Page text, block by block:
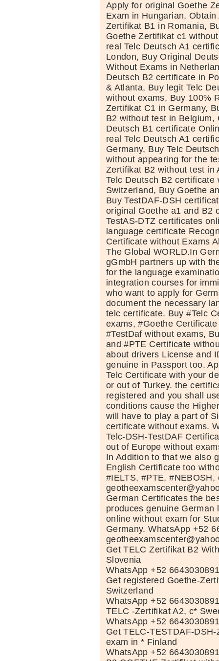
Apply for original Goethe
Exam in Hungarian,
Zertifikat B1 in Romania,
Goethe Zertifikat c1
real Telc Deutsch A1
London, Buy Original
Without Exams in
Deutsch B2 certificate in
& Atlanta, Buy legit Telc
without exams, Buy 100%
Zertifikat C1 in Germany,
B2 without test in Belgium,
Deutsch B1 certificate
real Telc Deutsch A1
Germany, Buy Telc
without appearing for the
Zertifikat B2 without test in
Telc Deutsch B2 certificate
Switzerland, Buy Goethe
Buy TestDAF-DSH
original Goethe a1 and B2
TestAS-DTZ certificates
language certificate
Certificate without Exams
The Global WORLD.In
gGmbH partners up with
for the language
integration courses for
who want to apply for
document the necessary
telc certificate. Buy #Telc
exams, #Goethe
#TestDaf without exams,
and #PTE Certificate
about drivers License and
genuine in Passport too.
Telc Certificate with your
or out of Turkey. the
registered and you shall
conditions cause the
will have to play a part of
certificate without exams.
Telc-DSH-TestDAF
out of Europe without
In Addition to that we also
English Certificate too
#IELTS, #PTE, #NEBOSH,
German Certificates the
produces genuine German
online without exam for
Germany. WhatsApp +52
Get TELC Zertifikat B2
Slovenia
WhatsApp +52
Get registered Goethe-
Switzerland
WhatsApp +52
TELC -Zertifikat A2, c*
WhatsApp +52
Get TELC-TESTDAF-
exam in * Finland
WhatsApp +52